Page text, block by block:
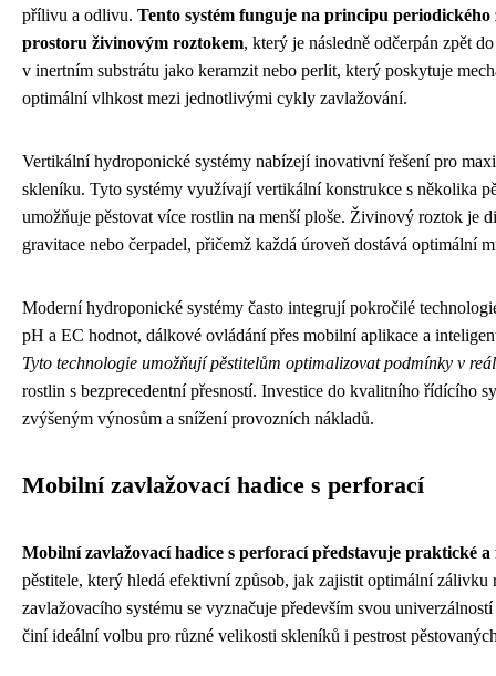
přílivu a odlivu. Tento systém funguje na principu periodického
prostoru živinovým roztokem, který je následně odčerpán zpět
v inertním substrátu jako keramzit nebo perlit, který poskytuje
optimální vlhkost mezi jednotlivými cykly zavlažování.
Vertikální hydroponické systémy nabízejí inovativní řešení pro
skleníku. Tyto systémy využívají vertikální konstrukce s několika
umožňuje pěstovat více rostlin na menší ploše. Živinový roztok je
gravitace nebo čerpadel, přičemž každá úroveň dostává optimální
Moderní hydroponické systémy často integrují pokročilé
pH a EC hodnot, dálkové ovládání přes mobilní aplikace a
Tyto technologie umožňují pěstitelům optimalizovat podmínky v
rostlin s bezprecedentní přesností. Investice do kvalitního řídícího
zvýšeným výnosům a snížení provozních nákladů.
Mobilní zavlažovací hadice s perforací
Mobilní zavlažovací hadice s perforací představuje praktické
pěstitele, který hledá efektivní způsob, jak zajistit optimální
zavlažovacího systému se vyznačuje především svou
činí ideální volbu pro různé velikosti skleníků i pestrost